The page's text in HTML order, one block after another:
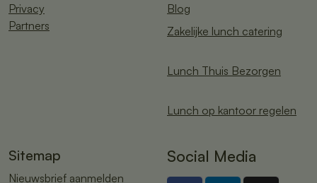
Privacy
Partners
Blog
Zakelijke lunch catering
Lunch Thuis Bezorgen
Lunch op kantoor regelen
Sitemap
Nieuwsbrief aanmelden
Social Media